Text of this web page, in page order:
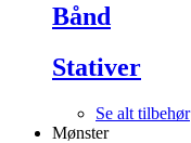
Bånd
Stativer
Se alt tilbehør
Mønster